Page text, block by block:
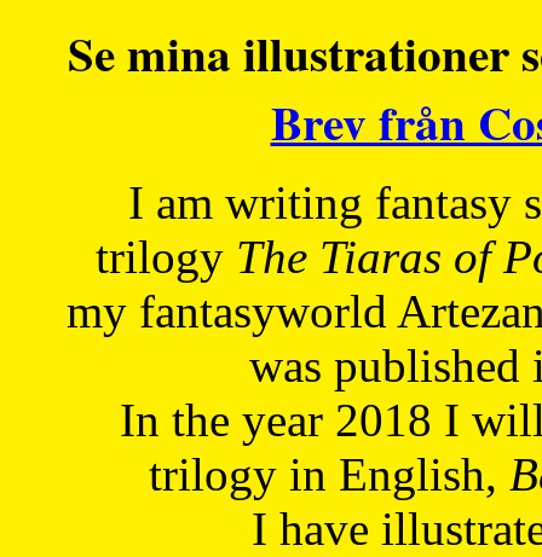
Se mina illustrationer
Brev från
I am writing fantasy
trilogy The Tiaras of
my fantasyworld
was published
In the year 2018 I
trilogy in English,
I have